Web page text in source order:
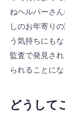
ねヘルパーさ
しのお年寄り
う気持ちにも
監査で発見さ
られることにな
どうして